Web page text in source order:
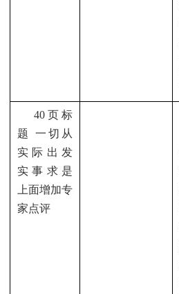
40 页标
题 一切从
实际出发
实事求是
上面增加专
家点评